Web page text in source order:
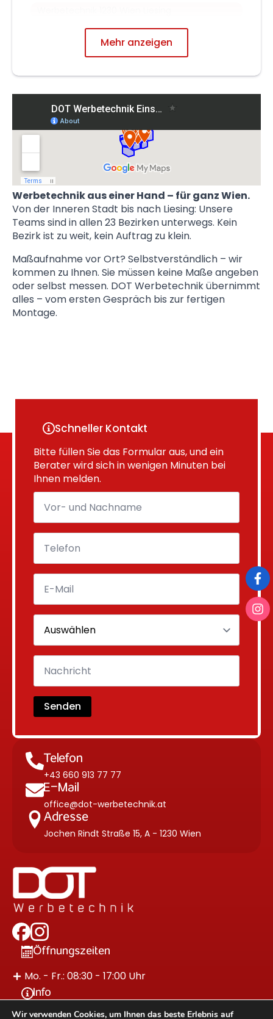
Mehr anzeigen
Werbetechnik aus einer Hand – für ganz Wien.
Von der Inneren Stadt bis nach Liesing: Unsere
Teams sind in allen 23 Bezirken unterwegs. Kein
Bezirk ist zu weit, kein Auftrag zu klein.
Maßaufnahme vor Ort? Selbstverständlich – wir
kommen zu Ihnen. Sie müssen keine Maße angeben
oder selbst messen. DOT Werbetechnik übernimmt
alles – vom ersten Gespräch bis zur fertigen
Montage.
Schneller Kontakt
Bitte füllen Sie das Formular aus, und ein
Berater wird sich in wenigen Minuten bei
Ihnen melden.
Senden
Telefon
+43 660 913 77 77
E-Mail
office@dot-werbetechnik.at
Adresse
Jochen Rindt Straße 15, A - 1230 Wien
Öffnungszeiten
Mo. - Fr.: 08:30 - 17:00 Uhr
Info
Wir verwenden Cookies, um Ihnen das beste Erlebnis auf